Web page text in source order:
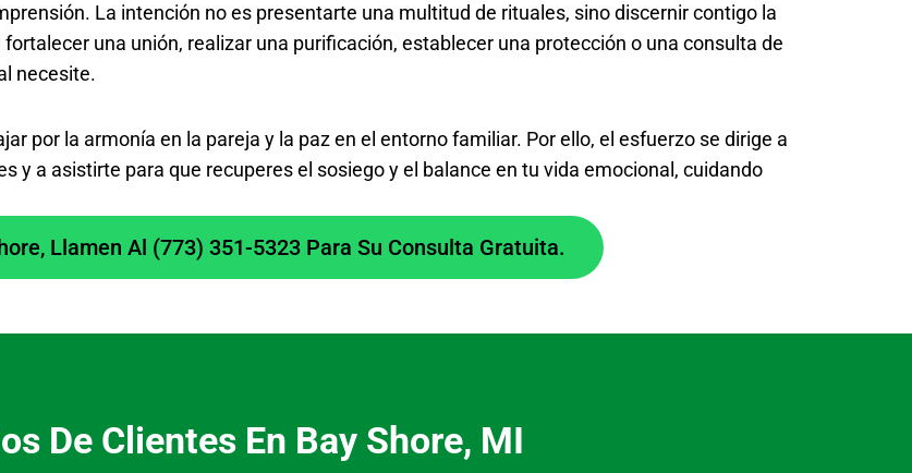
La intención no es presentarte una multitud de rituales, sino discernir contigo la
una unión, realizar una purificación, establecer una protección o una consulta de
necesite.
por la armonía en la pareja y la paz en el entorno familiar. Por ello, el esfuerzo se dirige a
y a asistirte para que recuperes el sosiego y el balance en tu vida emocional, cuidando
Llamen Al (773) 351-5323 Para Su Consulta Gratuita.
De Clientes En Bay Shore, MI